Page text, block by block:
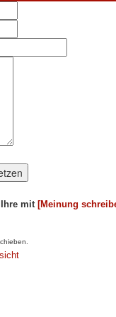
Ihre mit [Meinung